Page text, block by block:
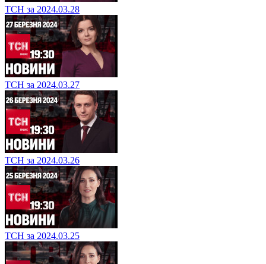
ТСН за 2024.03.28
ТСН за 2024.03.27
ТСН за 2024.03.26
ТСН за 2024.03.25